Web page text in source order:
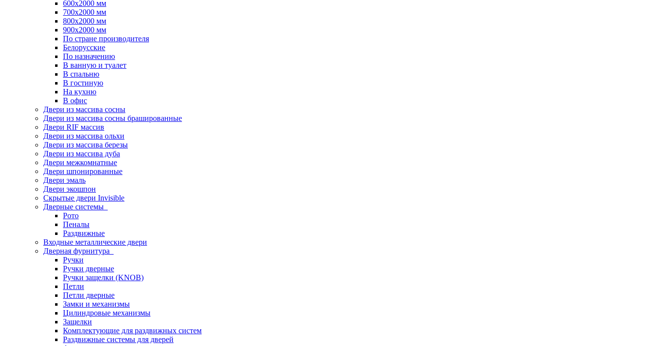
600х2000 мм
700х2000 мм
800х2000 мм
900х2000 мм
По стране производителя
Белорусские
По назначению
В ванную и туалет
В спальню
В гостиную
На кухню
В офис
Двери из массива сосны
Двери из массива сосны брашированные
Двери RIF массив
Двери из массива ольхи
Двери из массива березы
Двери из массива дуба
Двери межкомнатные
Двери шпонированные
Двери эмаль
Двери экошпон
Скрытые двери Invisible
Дверные системы
Рото
Пеналы
Раздвижные
Входные металлические двери
Дверная фурнитура
Ручки
Ручки дверные
Ручки защелки (KNOB)
Петли
Петли дверные
Замки и механизмы
Цилиндровые механизмы
Защелки
Комплектующие для раздвижных систем
Раздвижные системы для дверей